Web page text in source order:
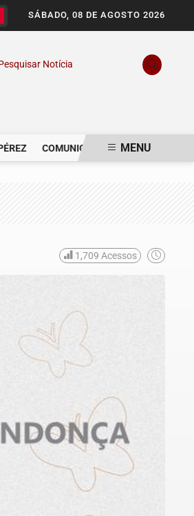
SÁBADO, 08 DE AGOSTO 2026
Notícia
COMUNICAMOS O FALECIMENTO DO
MENU
1,709 Acessos